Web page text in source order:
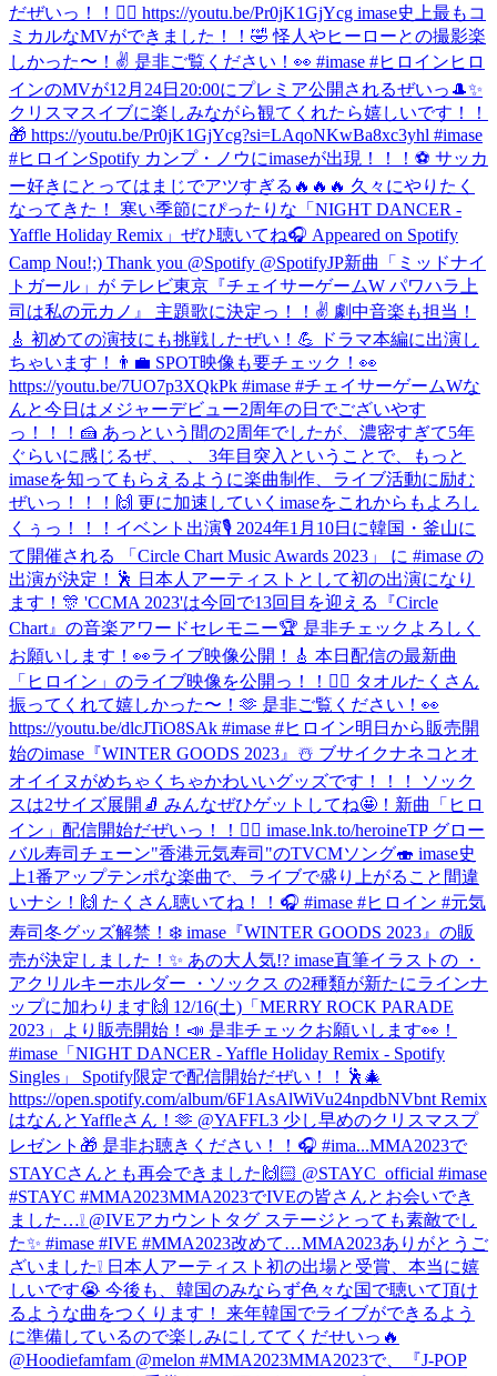
だぜいっ！！🦸‍♀️ https://youtu.be/Pr0jK1GjYcg imase史上最もコ
ミカルなMVができました！！🤣 怪人やヒーローとの撮影楽
しかった〜！✌️ 是非ご覧ください！👀 #imase #ヒロイン ヒロ
インのMVが12月24日20:00にプレミア公開されるぜいっ🎩✨
クリスマスイブに楽しみながら観てくれたら嬉しいです！！
🎁 https://youtu.be/Pr0jK1GjYcg?si=LAqoNKwBa8xc3yhl #imase
#ヒロインSpotify カンプ・ノウにimaseが出現！！！⚽️ サッカ
ー好きにとってはまじでアツすぎる🔥🔥🔥 久々にやりたく
なってきた！ 寒い季節にぴったりな「NIGHT DANCER -
Yaffle Holiday Remix」ぜひ聴いてね🎧 Appeared on Spotify
Camp Nou!;) Thank you @Spotify @SpotifyJP新曲「ミッドナイ
トガール」が テレビ東京『チェイサーゲームW パワハラ上
司は私の元カノ』 主題歌に決定っ！！✌️ 劇中音楽も担当！
🎸 初めての演技にも挑戦したぜい！💪 ドラマ本編に出演し
ちゃいます！👨‍💼 SPOT映像も要チェック！👀
https://youtu.be/7UO7p3XQkPk #imase #チェイサーゲームWな
んと今日はメジャーデビュー2周年の日でございやす
っ！！！🍰 あっという間の2周年でしたが、濃密すぎて5年
ぐらいに感じるぜ、、、 3年目突入ということで、もっと
imaseを知ってもらえるように楽曲制作、ライブ活動に励む
ぜいっ！！！🙌 更に加速していくimaseをこれからもよろし
くぅっ！！！ イベント出演🎙 2024年1月10日に韓国・釜山に
て開催される 「Circle Chart Music Awards 2023」 に #imase の
出演が決定！🕺 日本人アーティストとして初の出演になり
ます！🎊 'CCMA 2023'は今回で13回目を迎える『Circle
Chart』の音楽アワードセレモニー🏆 是非チェックよろしく
お願いします！👀ライブ映像公開！🎸 本日配信の最新曲
「ヒロイン」のライブ映像を公開っ！！🦸‍♀️ タオルたくさん
振ってくれて嬉しかった〜！🫶 是非ご覧ください！👀
https://youtu.be/dlcJTiO8SAk #imase #ヒロイン明日から販売開
始のimase『WINTER GOODS 2023』☃️ ブサイクナネコとオ
オイイヌがめちゃくちゃかわいいグッズです！！！ ソック
スは2サイズ展開🧦 みんなぜひゲットしてね🤩！ 新曲「ヒロ
イン」配信開始だぜいっ！！🦸‍♀️ imase.lnk.to/heroineTP グロー
バル寿司チェーン"香港元気寿司"のTVCMソング🍣 imase史
上1番アップテンポな楽曲で、ライブで盛り上がること間違
いナシ！🙌 たくさん聴いてね！！🎧 #imase #ヒロイン #元気
寿司 冬グッズ解禁！❄️ imase『WINTER GOODS 2023』の販
売が決定しました！✨ あの大人気!? imase直筆イラストの ・
アクリルキーホルダー ・ソックス の2種類が新たにラインナ
ップに加わります🙌 12/16(土)「MERRY ROCK PARADE
2023」より販売開始！📣 是非チェックお願いします👀！
#imase 「NIGHT DANCER - Yaffle Holiday Remix - Spotify
Singles」 Spotify限定で配信開始だぜい！！🕺🎄
https://open.spotify.com/album/6F1AsAlWiVu24npdbNVbnt Remix
はなんとYaffleさん！🫶 @YAFFL3 少し早めのクリスマスプ
レゼント🎁 是非お聴きください！！🎧 #ima...MMA2023で
STAYCさんとも再会できました🙌🏻 @STAYC_official #imase
#STAYC #MMA2023MMA2023でIVEの皆さんとお会いでき
ました…❕ @IVEアカウントタグ ステージとっても素敵でし
た✨ #imase #IVE #MMA2023改めて…MMA2023ありがとうご
ざいました❕ 日本人アーティスト初の出場と受賞、本当に嬉
しいです😭 今後も、韓国のみならず色々な国で聴いて頂け
るような曲をつくります！ 来年韓国でライブができるよう
に準備しているので楽しみにしててくだせいっ🔥
@Hoodiefamfam @melon #MMA2023MMA2023で、『J-POP